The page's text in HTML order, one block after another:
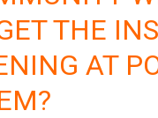
THE
AT